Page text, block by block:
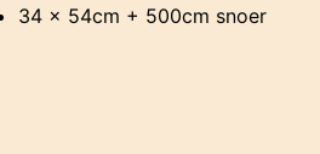
34 x 54cm + 500cm snoer